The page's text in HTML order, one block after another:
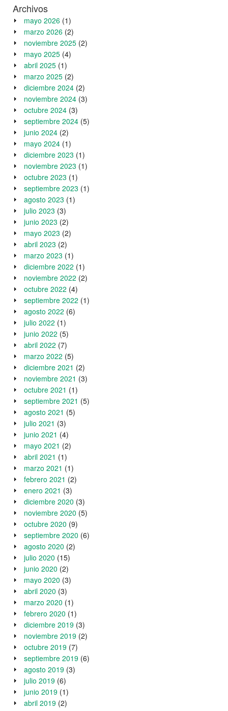
Archivos
mayo 2026 (1)
marzo 2026 (2)
noviembre 2025 (2)
mayo 2025 (4)
abril 2025 (1)
marzo 2025 (2)
diciembre 2024 (2)
noviembre 2024 (3)
octubre 2024 (3)
septiembre 2024 (5)
junio 2024 (2)
mayo 2024 (1)
diciembre 2023 (1)
noviembre 2023 (1)
octubre 2023 (1)
septiembre 2023 (1)
agosto 2023 (1)
julio 2023 (3)
junio 2023 (2)
mayo 2023 (2)
abril 2023 (2)
marzo 2023 (1)
diciembre 2022 (1)
noviembre 2022 (2)
octubre 2022 (4)
septiembre 2022 (1)
agosto 2022 (6)
julio 2022 (1)
junio 2022 (5)
abril 2022 (7)
marzo 2022 (5)
diciembre 2021 (2)
noviembre 2021 (3)
octubre 2021 (1)
septiembre 2021 (5)
agosto 2021 (5)
julio 2021 (3)
junio 2021 (4)
mayo 2021 (2)
abril 2021 (1)
marzo 2021 (1)
febrero 2021 (2)
enero 2021 (3)
diciembre 2020 (3)
noviembre 2020 (5)
octubre 2020 (9)
septiembre 2020 (6)
agosto 2020 (2)
julio 2020 (15)
junio 2020 (2)
mayo 2020 (3)
abril 2020 (3)
marzo 2020 (1)
febrero 2020 (1)
diciembre 2019 (3)
noviembre 2019 (2)
octubre 2019 (7)
septiembre 2019 (6)
agosto 2019 (3)
julio 2019 (6)
junio 2019 (1)
abril 2019 (2)